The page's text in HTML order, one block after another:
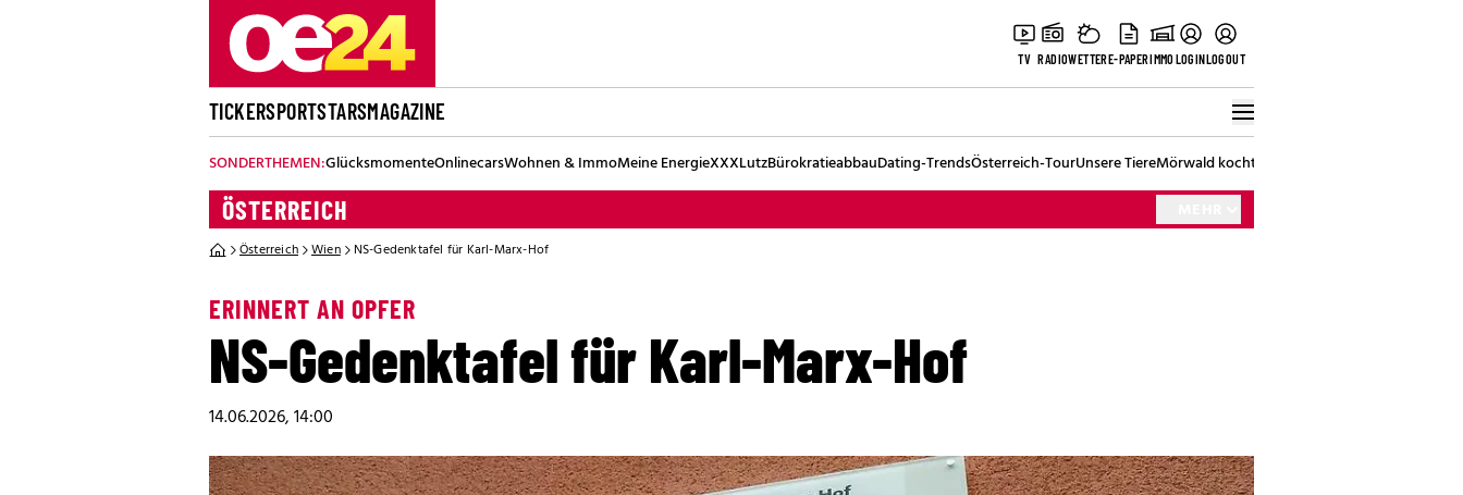
TV RADIOWETTERE-PAPERIMMOLOGINLOGOUT
TICKERSPORTSTARSMAGAZINE
SONDERTHEMEN:GlücksmomenteOnlinecarsWohnen & ImmoMeine EnergieXXXLutzBürokratieabbauDating-TrendsÖsterreich-TourUnsere TiereMörwald kocht
ÖSTERREICH
Österreich Wien NS-Gedenktafel für Karl-Marx-Hof
ERINNERT AN OPFER
NS-Gedenktafel für Karl-Marx-Hof
14.06.2026, 14:00